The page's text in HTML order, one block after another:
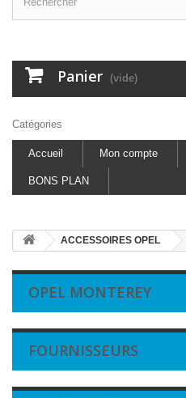
Panier (vide)
Catégories
Accueil Mon compte
BONS PLAN
ACCESSOIRES OPEL
OPEL MONTEREY
FOURNISSEURS